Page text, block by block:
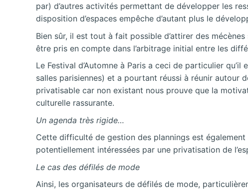
par) d’autres activités permettant de développer les
disposition d’espaces empêche d’autant plus le
Bien sûr, il est tout à fait possible d’attirer des
être pris en compte dans l’arbitrage initial entre les
Le Festival d’Automne à Paris a ceci de particulier
salles parisiennes) et a pourtant réussi à réunir autour
privatisable car non existant nous prouve que la
culturelle rassurante.
Un agenda très rigide…
Cette difficulté de gestion des plannings est
potentiellement intéressées par une privatisation de
Le cas des défilés de mode
Ainsi, les organisateurs de défilés de mode,